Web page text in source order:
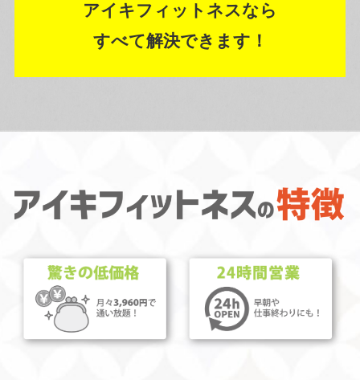
アイキフィットネスなら
すべて解決できます！